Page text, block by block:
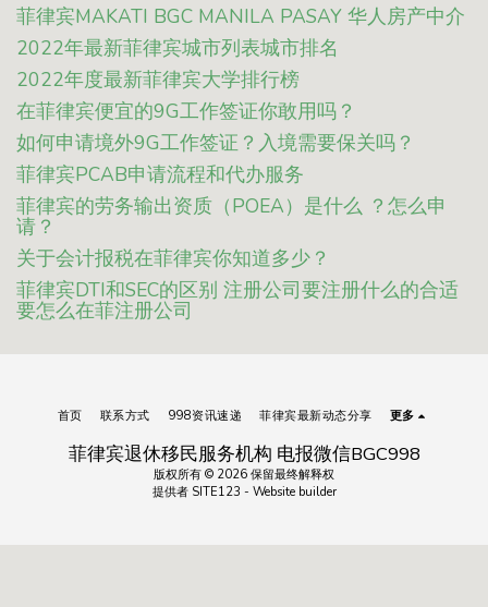
菲律宾MAKATI BGC MANILA PASAY 华人房产中介
2022年最新菲律宾城市列表城市排名
2022年度最新菲律宾大学排行榜
在菲律宾便宜的9G工作签证你敢用吗？
如何申请境外9G工作签证？入境需要保关吗？
菲律宾PCAB申请流程和代办服务
菲律宾的劳务输出资质（POEA）是什么 ？怎么申
请？
关于会计报税在菲律宾你知道多少？
菲律宾DTI和SEC的区别 注册公司要注册什么的合适
要怎么在菲注册公司
菲律宾退休移民服务机构 电报微信BGC998
版权所有 © 2026 保留最终解释权
提供者 SITE123 - Website builder
首页 联系方式 998资讯速递 菲律宾最新动态分享 更多